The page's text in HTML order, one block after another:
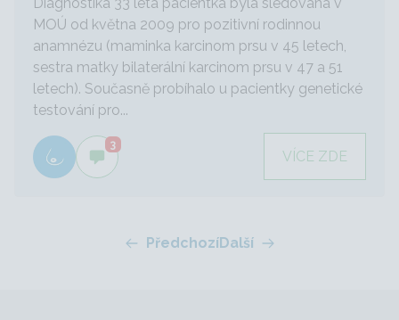
MOÚ od května 2009 pro pozitivní rodinnou
anamnézu (maminka karcinom prsu v 45 letech,
sestra matky bilaterální karcinom prsu v 47 a 51
letech). Současně probíhalo u pacientky genetické
testování pro...
3
VÍCE ZDE
PředchozíDalší